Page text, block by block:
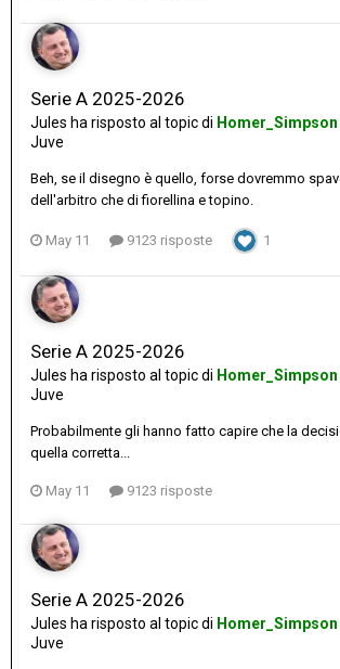
Serie A 2025-2026
Jules ha risposto al topic di Homer_Simpson
Juve
Beh, se il disegno è quello, forse dovremmo
dell'arbitro che di fiorellina e topino.
May 11 9123 risposte 1
Serie A 2025-2026
Jules ha risposto al topic di Homer_Simpson
Juve
Probabilmente gli hanno fatto capire che la
quella corretta...
May 11 9123 risposte
Serie A 2025-2026
Jules ha risposto al topic di Homer_Simpson
Juve